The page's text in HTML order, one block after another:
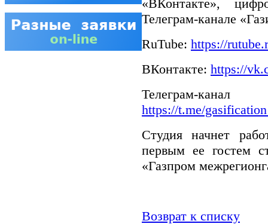
«ВКонтакте»,
Телеграм-канале
RuTube: https://
ВКонтакте: https://
Телеграм-
https://t.me/
Студия начнет
первым ее гостем
«Газпром
Возврат к списку